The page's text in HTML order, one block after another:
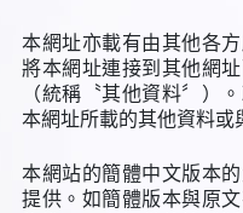
本網址亦載有由其他各
將本網址連接到其他網
（統稱〝其他資料〞）
本網址所載的其他資料或
本網站的簡體中文版本
提供。如簡體版本與原